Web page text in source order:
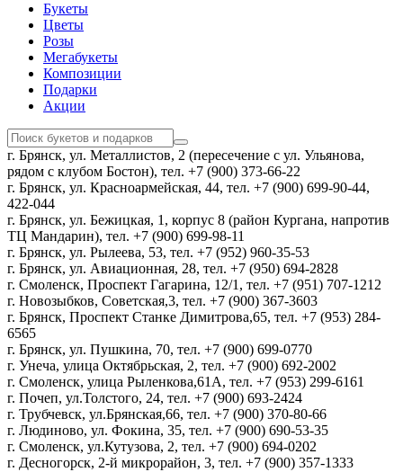
Букеты
Цветы
Розы
Мегабукеты
Композиции
Подарки
Акции
г. Брянск, ул. Металлистов, 2 (пересечение с ул. Ульянова,
рядом с клубом Бостон), тел. +7 (900) 373-66-22
г. Брянск, ул. Красноармейская, 44, тел. +7 (900) 699-90-44,
422-044
г. Брянск, ул. Бежицкая, 1, корпус 8 (район Кургана, напротив
ТЦ Мандарин), тел. +7 (900) 699-98-11
г. Брянск, ул. Рылеева, 53, тел. +7 (952) 960-35-53
г. Брянск, ул. Авиационная, 28, тел. +7 (950) 694-2828
г. Смоленск, Проспект Гагарина, 12/1, тел. +7 (951) 707-1212
г. Новозыбков, Советская,3, тел. +7 (900) 367-3603
г. Брянск, Проспект Станке Димитрова,65, тел. +7 (953) 284-
6565
г. Брянск, ул. Пушкина, 70, тел. +7 (900) 699-0770
г. Унеча, улица Октябрьская, 2, тел. +7 (900) 692-2002
г. Смоленск, улица Рыленкова,61А, тел. +7 (953) 299-6161
г. Почеп, ул.Толстого, 24, тел. +7 (900) 693-2424
г. Трубчевск, ул.Брянская,66, тел. +7 (900) 370-80-66
г. Людиново, ул. Фокина, 35, тел. +7 (900) 690-53-35
г. Смоленск, ул.Кутузова, 2, тел. +7 (900) 694-0202
г. Десногорск, 2-й микрорайон, 3, тел. +7 (900) 357-1333